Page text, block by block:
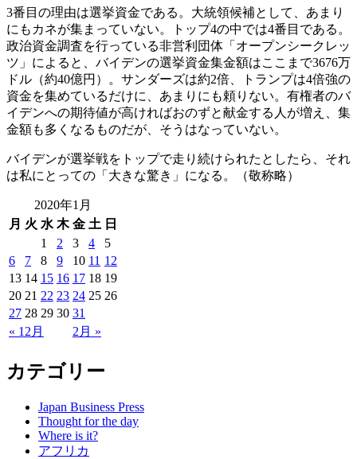
3番目の理由は選挙資金である。大統領候補として、あまり
にもカネが集まっていない。トップ4の中では4番目である。
政治資金調査を行っている非営利団体「オープンシークレッ
ツ」によると、バイデンの選挙資金集金額はここまで3676万
ドル（約40億円）。サンダーズは約2倍、トランプは4倍強の
資金を集めているだけに、あまりにも頼りない。有権者のバ
イデンへの期待値が高ければおのずと献金する人が増え、集
金額も多くなるものだが、そうはなっていない。
バイデンが選挙戦をトップで走り続けられたとしたら、それ
は私にとっての「大きな驚き」になる。（敬称略）
2020年1月
月 火 水 木 金 土 日
« 12月 2月 »
1 2 3 4
5
6
7 8 9 10 11 12
13 14 15 16 17 18 19
20 21 22 23 24 25 26
27 28 29 30 31
カテゴリー
Japan Business Press
Thought for the day
Where is it?
アフリカ